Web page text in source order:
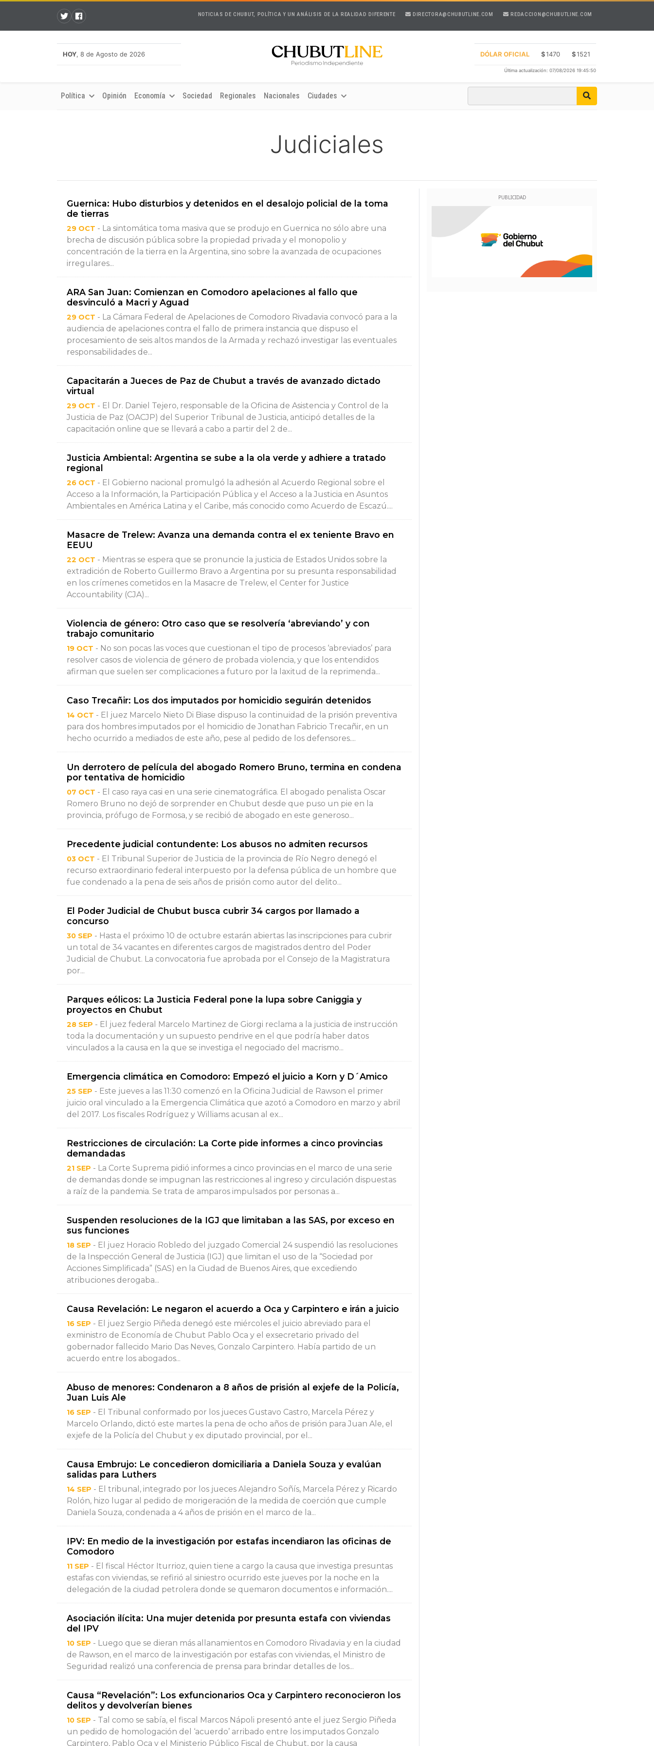
NOTICIAS DE CHUBUT, POLÍTICA Y UN ANÁLISIS DE LA REALIDAD DIFERENTE DIRECTORA@CHUBUTLINE.COM REDACCION@CHUBUTLINE.COM
HOY, 8 de Agosto de 2026 DÓLAR OFICIAL $1470 $1521
Última actualización: 07/08/2026 19:45:50
Política Opinión Economía Sociedad Regionales Nacionales Ciudades
Judiciales
Guernica: Hubo disturbios y detenidos en el desalojo policial de la toma
de tierras
29 OCT - La sintomática toma masiva que se produjo en Guernica no sólo abre una
brecha de discusión pública sobre la propiedad privada y el monopolio y
concentración de la tierra en la Argentina, sino sobre la avanzada de ocupaciones
irregulares...
ARA San Juan: Comienzan en Comodoro apelaciones al fallo que
desvinculó a Macri y Aguad
29 OCT - La Cámara Federal de Apelaciones de Comodoro Rivadavia convocó para a la
audiencia de apelaciones contra el fallo de primera instancia que dispuso el
procesamiento de seis altos mandos de la Armada y rechazó investigar las eventuales
responsabilidades de...
Capacitarán a Jueces de Paz de Chubut a través de avanzado dictado
virtual
29 OCT - El Dr. Daniel Tejero, responsable de la Oficina de Asistencia y Control de la
Justicia de Paz (OACJP) del Superior Tribunal de Justicia, anticipó detalles de la
capacitación online que se llevará a cabo a partir del 2 de...
Justicia Ambiental: Argentina se sube a la ola verde y adhiere a tratado
regional
26 OCT - El Gobierno nacional promulgó la adhesión al Acuerdo Regional sobre el
Acceso a la Información, la Participación Pública y el Acceso a la Justicia en Asuntos
Ambientales en América Latina y el Caribe, más conocido como Acuerdo de Escazú....
Masacre de Trelew: Avanza una demanda contra el ex teniente Bravo en
EEUU
22 OCT - Mientras se espera que se pronuncie la justicia de Estados Unidos sobre la
extradición de Roberto Guillermo Bravo a Argentina por su presunta responsabilidad
en los crímenes cometidos en la Masacre de Trelew, el Center for Justice
Accountability (CJA)...
Violencia de género: Otro caso que se resolvería ‘abreviando’ y con
trabajo comunitario
19 OCT - No son pocas las voces que cuestionan el tipo de procesos ‘abreviados’ para
resolver casos de violencia de género de probada violencia, y que los entendidos
afirman que suelen ser complicaciones a futuro por la laxitud de la reprimenda...
Caso Trecañir: Los dos imputados por homicidio seguirán detenidos
14 OCT - El juez Marcelo Nieto Di Biase dispuso la continuidad de la prisión preventiva
para dos hombres imputados por el homicidio de Jonathan Fabricio Trecañir, en un
hecho ocurrido a mediados de este año, pese al pedido de los defensores....
Un derrotero de película del abogado Romero Bruno, termina en condena
por tentativa de homicidio
07 OCT - El caso raya casi en una serie cinematográfica. El abogado penalista Oscar
Romero Bruno no dejó de sorprender en Chubut desde que puso un pie en la
provincia, prófugo de Formosa, y se recibió de abogado en este generoso...
Precedente judicial contundente: Los abusos no admiten recursos
03 OCT - El Tribunal Superior de Justicia de la provincia de Río Negro denegó el
recurso extraordinario federal interpuesto por la defensa pública de un hombre que
fue condenado a la pena de seis años de prisión como autor del delito...
El Poder Judicial de Chubut busca cubrir 34 cargos por llamado a
concurso
30 SEP - Hasta el próximo 10 de octubre estarán abiertas las inscripciones para cubrir
un total de 34 vacantes en diferentes cargos de magistrados dentro del Poder
Judicial de Chubut. La convocatoria fue aprobada por el Consejo de la Magistratura
por...
Parques eólicos: La Justicia Federal pone la lupa sobre Caniggia y
proyectos en Chubut
28 SEP - El juez federal Marcelo Martinez de Giorgi reclama a la justicia de instrucción
toda la documentación y un supuesto pendrive en el que podría haber datos
vinculados a la causa en la que se investiga el negociado del macrismo...
Emergencia climática en Comodoro: Empezó el juicio a Korn y D´Amico
25 SEP - Este jueves a las 11:30 comenzó en la Oficina Judicial de Rawson el primer
juicio oral vinculado a la Emergencia Climática que azotó a Comodoro en marzo y abril
del 2017. Los fiscales Rodríguez y Williams acusan al ex...
Restricciones de circulación: La Corte pide informes a cinco provincias
demandadas
21 SEP - La Corte Suprema pidió informes a cinco provincias en el marco de una serie
de demandas donde se impugnan las restricciones al ingreso y circulación dispuestas
a raíz de la pandemia. Se trata de amparos impulsados por personas a...
Suspenden resoluciones de la IGJ que limitaban a las SAS, por exceso en
sus funciones
18 SEP - El juez Horacio Robledo del juzgado Comercial 24 suspendió las resoluciones
de la Inspección General de Justicia (IGJ) que limitan el uso de la “Sociedad por
Acciones Simplificada” (SAS) en la Ciudad de Buenos Aires, que excediendo
atribuciones derogaba...
Causa Revelación: Le negaron el acuerdo a Oca y Carpintero e irán a juicio
16 SEP - El juez Sergio Piñeda denegó este miércoles el juicio abreviado para el
exministro de Economía de Chubut Pablo Oca y el exsecretario privado del
gobernador fallecido Mario Das Neves, Gonzalo Carpintero. Había partido de un
acuerdo entre los abogados...
Abuso de menores: Condenaron a 8 años de prisión al exjefe de la Policía,
Juan Luis Ale
16 SEP - El Tribunal conformado por los jueces Gustavo Castro, Marcela Pérez y
Marcelo Orlando, dictó este martes la pena de ocho años de prisión para Juan Ale, el
exjefe de la Policía del Chubut y ex diputado provincial, por el...
Causa Embrujo: Le concedieron domiciliaria a Daniela Souza y evalúan
salidas para Luthers
14 SEP - El tribunal, integrado por los jueces Alejandro Soñís, Marcela Pérez y Ricardo
Rolón, hizo lugar al pedido de morigeración de la medida de coerción que cumple
Daniela Souza, condenada a 4 años de prisión en el marco de la...
IPV: En medio de la investigación por estafas incendiaron las oficinas de
Comodoro
11 SEP - El fiscal Héctor Iturrioz, quien tiene a cargo la causa que investiga presuntas
estafas con viviendas, se refirió al siniestro ocurrido este jueves por la noche en la
delegación de la ciudad petrolera donde se quemaron documentos e información....
Asociación ilícita: Una mujer detenida por presunta estafa con viviendas
del IPV
10 SEP - Luego que se dieran más allanamientos en Comodoro Rivadavia y en la ciudad
de Rawson, en el marco de la investigación por estafas con viviendas, el Ministro de
Seguridad realizó una conferencia de prensa para brindar detalles de los...
Causa “Revelación”: Los exfuncionarios Oca y Carpintero reconocieron los
delitos y devolverían bienes
10 SEP - Tal como se sabía, el fiscal Marcos Nápoli presentó ante el juez Sergio Piñeda
un pedido de homologación del ‘acuerdo’ arribado entre los imputados Gonzalo
Carpintero, Pablo Oca y el Ministerio Público Fiscal de Chubut, por la causa